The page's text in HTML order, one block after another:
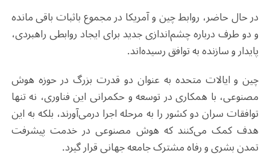
در حال حاضر، روابط چین و آمریکا در مجموع باثبات باقی مانده
و دو طرف درباره چشم‌اندازی جدید برای ایجاد روابطی راهبردی،
پایدار و سازنده به توافق رسیده‌اند.
چین و ایالات متحده به عنوان دو قدرت بزرگ در حوزه هوش
مصنوعی، با همکاری در توسعه و حکمرانی این فناوری، نه تنها
توافقات سران دو کشور را به مرحله اجرا درمی‌آورند، بلکه به این
هدف کمک می‌کنند که هوش مصنوعی در خدمت پیشرفت
تمدن بشری و رفاه مشترک جامعه جهانی قرار گیرد.